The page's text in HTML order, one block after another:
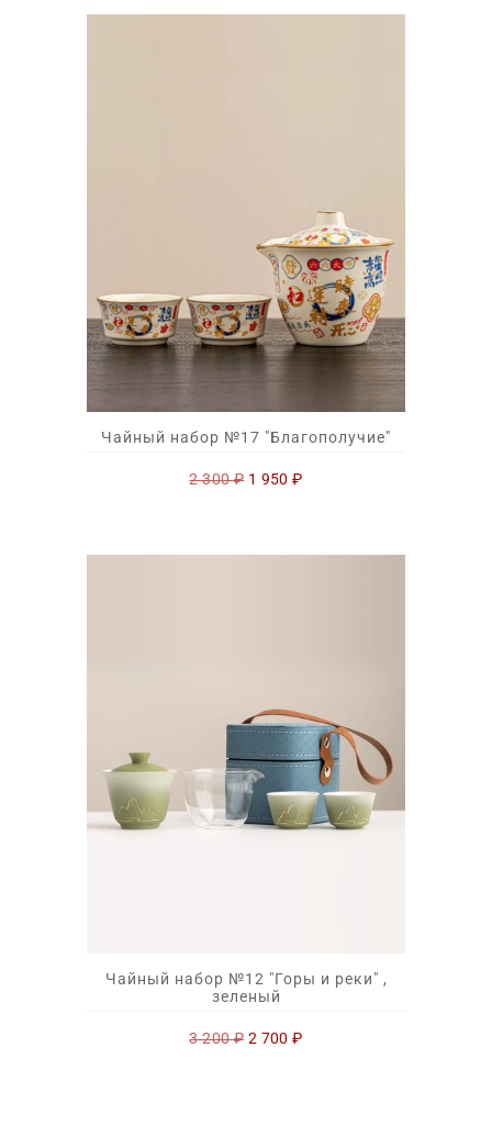
Чайный набор №17 "Благополучие"
2 300₽ Первоначальная
1 950₽Текущая
Чайный набор №12 "Горы и реки" ,
зеленый
3 200₽ Первоначальная
2 700₽Текущая